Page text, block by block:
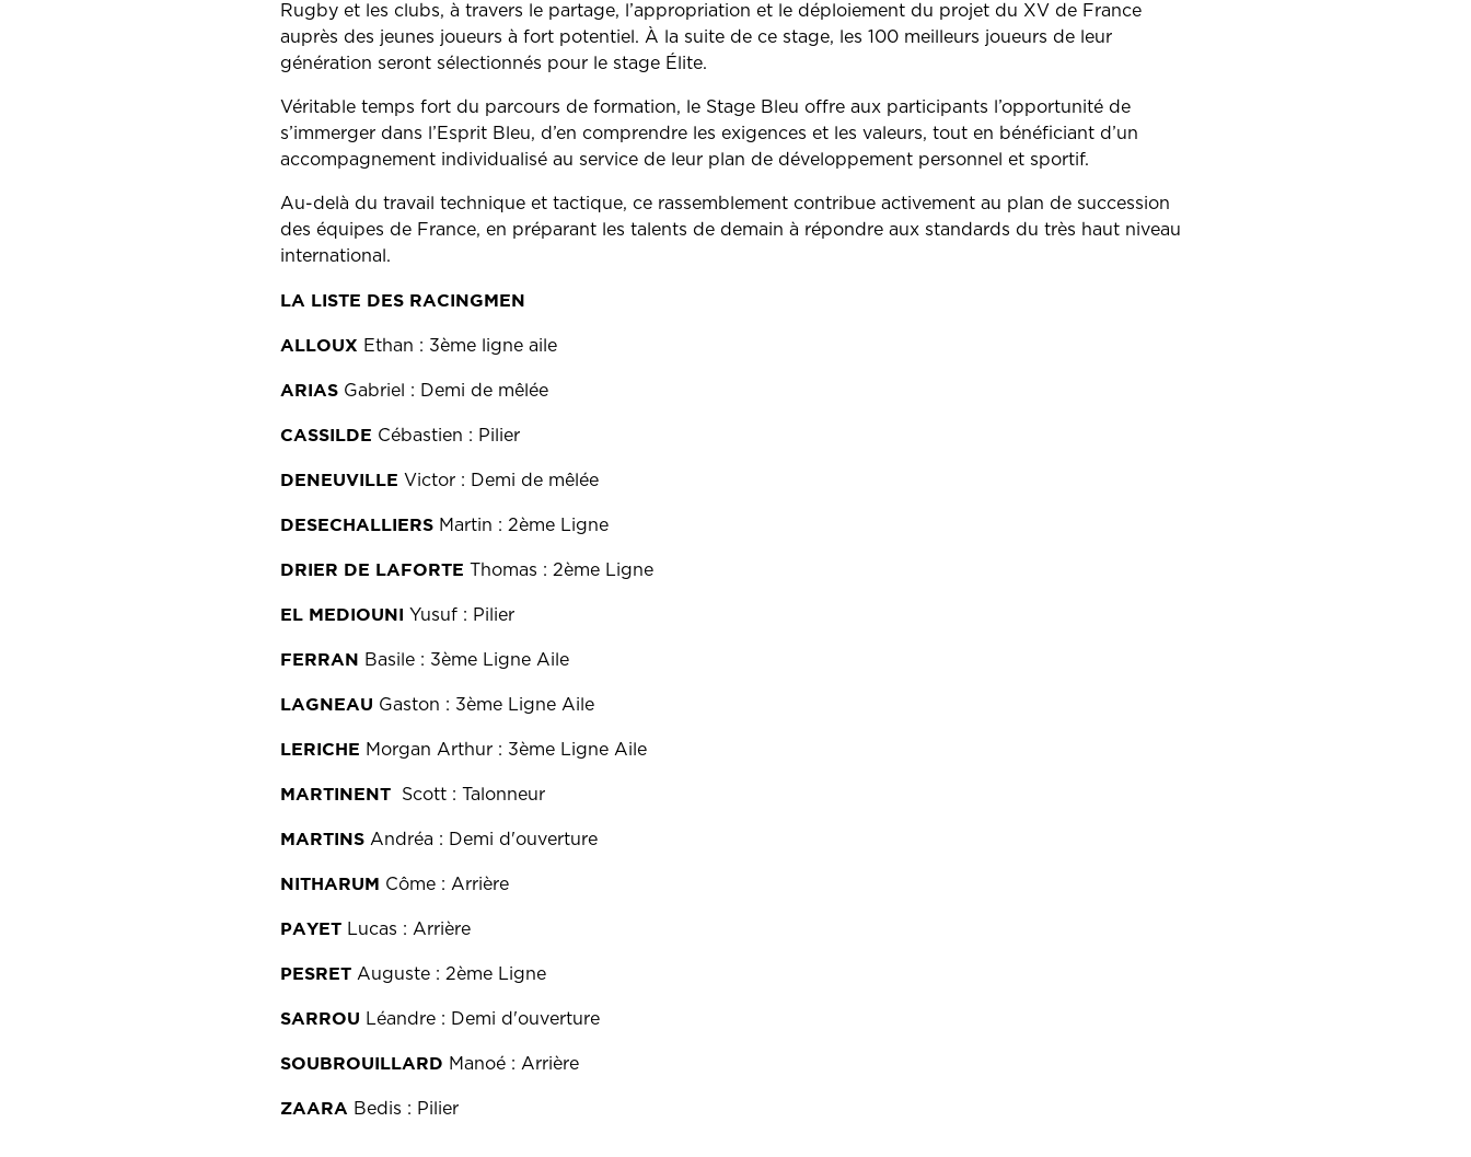
Rugby et les clubs, à travers le partage, l’appropriation et le déploiement du projet du XV de France
auprès des jeunes joueurs à fort potentiel. À la suite de ce stage, les 100 meilleurs joueurs de leur
génération seront sélectionnés pour le stage Élite.
Véritable temps fort du parcours de formation, le Stage Bleu offre aux participants l’opportunité de
s’immerger dans l’Esprit Bleu, d’en comprendre les exigences et les valeurs, tout en bénéficiant d’un
accompagnement individualisé au service de leur plan de développement personnel et sportif.
Au-delà du travail technique et tactique, ce rassemblement contribue activement au plan de succession
des équipes de France, en préparant les talents de demain à répondre aux standards du très haut niveau
international.
LA LISTE DES RACINGMEN
ALLOUX Ethan : 3ème ligne aile
ARIAS Gabriel : Demi de mêlée
CASSILDE Cébastien : Pilier
DENEUVILLE Victor : Demi de mêlée
DESECHALLIERS Martin : 2ème Ligne
DRIER DE LAFORTE Thomas : 2ème Ligne
EL MEDIOUNI Yusuf : Pilier
FERRAN Basile : 3ème Ligne Aile
LAGNEAU Gaston : 3ème Ligne Aile
LERICHE Morgan Arthur : 3ème Ligne Aile
MARTINENT Scott : Talonneur
MARTINS Andréa : Demi d'ouverture
NITHARUM Côme : Arrière
PAYET Lucas : Arrière
PESRET Auguste : 2ème Ligne
SARROU Léandre : Demi d'ouverture
SOUBROUILLARD Manoé : Arrière
ZAARA Bedis : Pilier